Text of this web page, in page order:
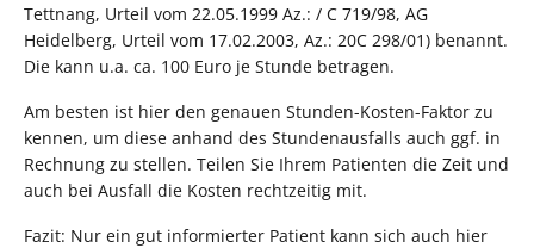
Tettnang, Urteil vom 22.05.1999 Az.: / C 719/98, AG
Heidelberg, Urteil vom 17.02.2003, Az.: 20C 298/01) benannt.
Die kann u.a. ca. 100 Euro je Stunde betragen.
Am besten ist hier den genauen Stunden-Kosten-Faktor zu
kennen, um diese anhand des Stundenausfalls auch ggf. in
Rechnung zu stellen. Teilen Sie Ihrem Patienten die Zeit und
auch bei Ausfall die Kosten rechtzeitig mit.
Fazit: Nur ein gut informierter Patient kann sich auch hier